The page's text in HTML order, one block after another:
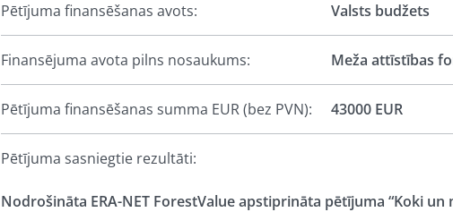
Pētījuma finansēšanas avots: Valsts budžets
Finansējuma avota pilns nosaukums: Meža attīstības
Pētījuma finansēšanas summa EUR (bez PVN): 43000 EUR
Pētījuma sasniegtie rezultāti:
Nodrošināta ERA-NET ForestValue apstiprināta pētījuma “Koki un